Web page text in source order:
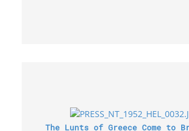
The Lunts of Greece Come to